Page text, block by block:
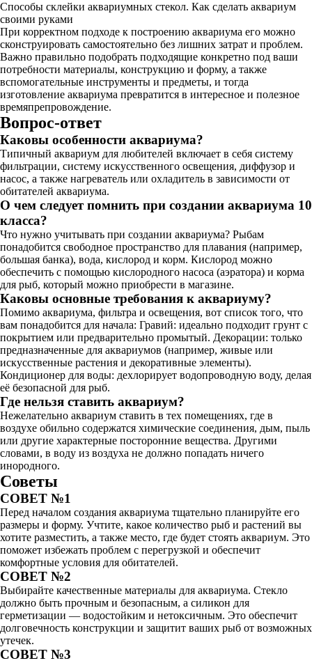
Способы склейки аквариумных стекол. Как сделать аквариум
своими руками
При корректном подходе к построению аквариума его можно
сконструировать самостоятельно без лишних затрат и проблем.
Важно правильно подобрать подходящие конкретно под ваши
потребности материалы, конструкцию и форму, а также
вспомогательные инструменты и предметы, и тогда
изготовление аквариума превратится в интересное и полезное
времяпрепровождение.
Вопрос-ответ
Каковы особенности аквариума?
Типичный аквариум для любителей включает в себя систему
фильтрации, систему искусственного освещения, диффузор и
насос, а также нагреватель или охладитель в зависимости от
обитателей аквариума.
О чем следует помнить при создании аквариума 10
класса?
Что нужно учитывать при создании аквариума? Рыбам
понадобится свободное пространство для плавания (например,
большая банка), вода, кислород и корм. Кислород можно
обеспечить с помощью кислородного насоса (аэратора) и корма
для рыб, который можно приобрести в магазине.
Каковы основные требования к аквариуму?
Помимо аквариума, фильтра и освещения, вот список того, что
вам понадобится для начала: Гравий: идеально подходит грунт с
покрытием или предварительно промытый. Декорации: только
предназначенные для аквариумов (например, живые или
искусственные растения и декоративные элементы).
Кондиционер для воды: дехлорирует водопроводную воду, делая
её безопасной для рыб.
Где нельзя ставить аквариум?
Нежелательно аквариум ставить в тех помещениях, где в
воздухе обильно содержатся химические соединения, дым, пыль
или другие характерные посторонние вещества. Другими
словами, в воду из воздуха не должно попадать ничего
инородного.
Советы
СОВЕТ №1
Перед началом создания аквариума тщательно планируйте его
размеры и форму. Учтите, какое количество рыб и растений вы
хотите разместить, а также место, где будет стоять аквариум. Это
поможет избежать проблем с перегрузкой и обеспечит
комфортные условия для обитателей.
СОВЕТ №2
Выбирайте качественные материалы для аквариума. Стекло
должно быть прочным и безопасным, а силикон для
герметизации — водостойким и нетоксичным. Это обеспечит
долговечность конструкции и защитит ваших рыб от возможных
утечек.
СОВЕТ №3